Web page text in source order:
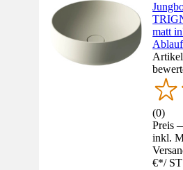
matt
(0)
Preis
inkl.
€*/ ST